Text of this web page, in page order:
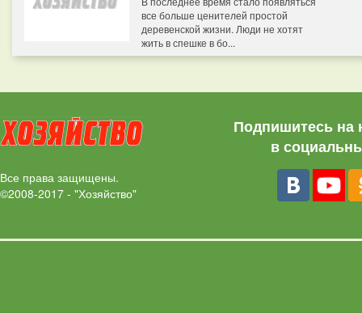
все больше ценителей простой
деревенской жизни. Люди не хотят
жить в спешке в бо...
Все права защищены.
©2008-2017 - "Хозяйство"
Подпишитесь на
в